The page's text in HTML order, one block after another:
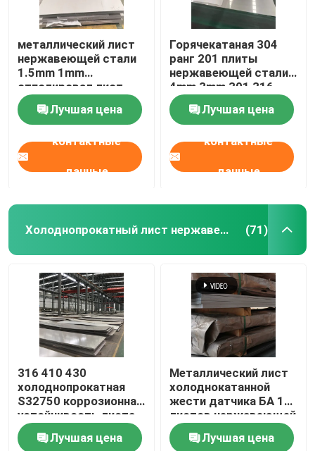
металлический лист
нержавеющей стали
1.5mm 1mm
отполировал лист
304 нержавеющих 2b
Лучшая цена
контактные
данные
Горячекатаная 304
ранг 201 плиты
нержавеющей стали
4mm 3mm 301 316
Лучшая цена
контактные
данные
Холоднопрокатный лист нержавеющей стали (71)
316 410 430
холоднопрокатная
S32750 коррозионная
устойчивость листа
нержавеющей стали
Лучшая цена
Металлический лист
холоднокатанной
жести датчика БА 18
листов нержавеющей
стали стандарта 304
JIS
Лучшая цена